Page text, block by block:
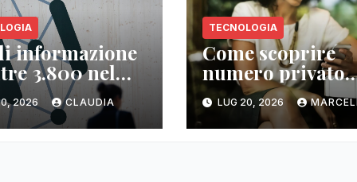
informazione
3.800 nel
2026 CLAUDIA
TECNOLOGIA
Come scoprire
numero privato
senza whooming:
alternative
LUG 20, 2026